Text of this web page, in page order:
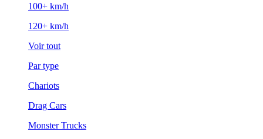
100+ km/h
120+ km/h
Voir tout
Par type
Chariots
Drag Cars
Monster Trucks